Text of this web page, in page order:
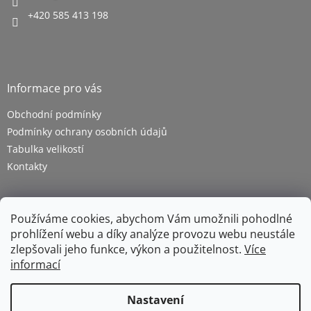
Používáme cookies, abychom Vám umožnili pohodlné
prohlížení webu a díky analýze provozu webu neustále
zlepšovali jeho funkce, výkon a použitelnost. Více
informací
Nastavení
+420 585 413 198
Informace pro vás
Obchodní podmínky
Podmínky ochrany osobních údajů
Tabulka velikostí
Kontakty